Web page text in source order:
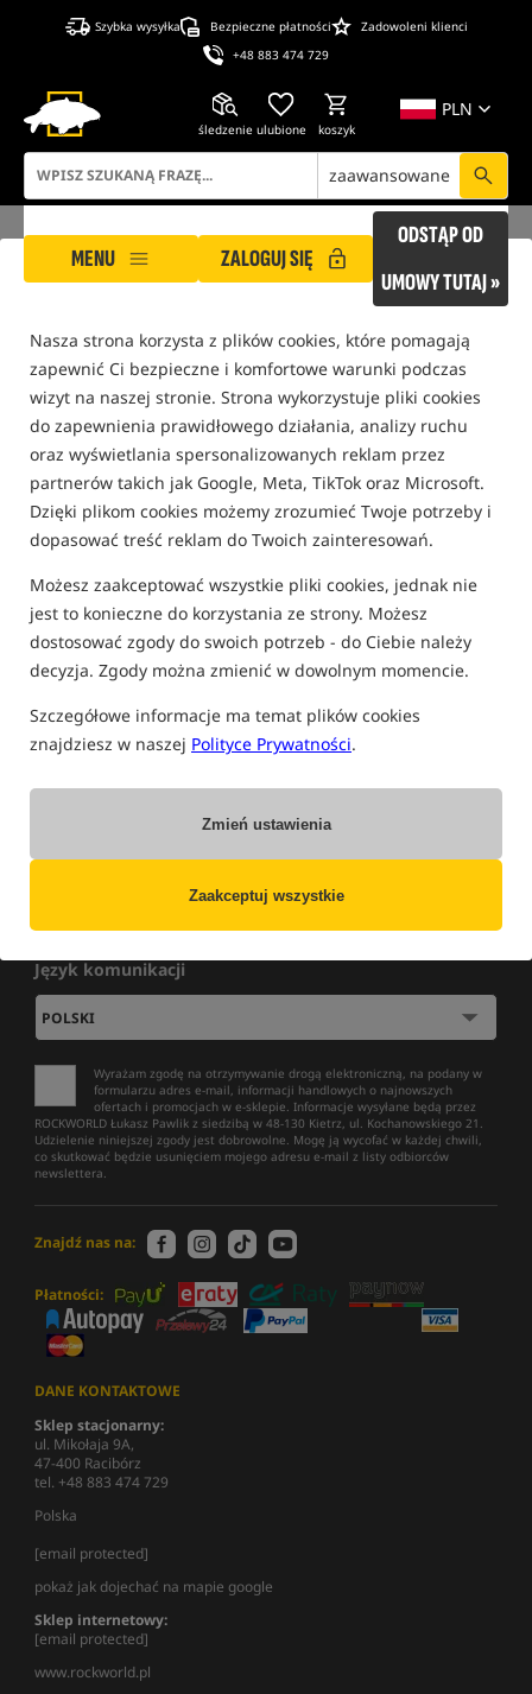
ROCKWORLD dba o Twoją prywatność!
Nasza strona korzysta z plików cookies, które pomagają
zapewnić Ci bezpieczne i komfortowe warunki podczas
wizyt na naszej stronie. Strona wykorzystuje pliki cookies
do zapewnienia prawidłowego działania, analizy ruchu
oraz wyświetlania spersonalizowanych reklam przez
partnerów takich jak Google, Meta, TikTok oraz Microsoft.
Dzięki plikom cookies możemy zrozumieć Twoje potrzeby i
dopasować treść reklam do Twoich zainteresowań.
Możesz zaakceptować wszystkie pliki cookies, jednak nie
jest to konieczne do korzystania ze strony. Możesz
dostosować zgody do swoich potrzeb - do Ciebie należy
decyzja. Zgody można zmienić w dowolnym momencie.
Szczegółowe informacje ma temat plików cookies
znajdziesz w naszej Polityce Prywatności.
Zmień ustawienia
Zaakceptuj wszystkie
Szybka wysyłka Bezpieczne płatności
Zadowoleni klienci
+48 883 474 729
PLN
śledzenie ulubione koszyk
zaawansowane
MENU ZALOGUJ SIĘ
ODSTĄP OD
UMOWY TUTAJ »
ROCKWORLD Wędkarstwo Karpiowe Bezpieczeństwo karpia Ochrona,
tylko produkty na
FILTRUJ
MATY KARPIOWE
Brak towarów tego producenta w tej kategorii
NOWOŚCI»WYPRZEDAŻE»PROMOCJE
Język komunikacji
Wyrażam zgodę na otrzymywanie drogą elektroniczną, na podany w
formularzu adres e-mail, informacji handlowych o najnowszych
ofertach i promocjach w e-sklepie. Informacje wysyłane będą przez
ROCKWORLD Łukasz Pawlik z siedzibą w 48-130 Kietrz, ul. Kochanowskiego 21.
Udzielenie niniejszej zgody jest dobrowolne. Mogę ją wycofać w każdej chwili,
co skutkować będzie usunięciem mojego adresu e-mail z listy odbiorców
newslettera.
Znajdź nas na:
Płatności:
DANE KONTAKTOWE
Sklep stacjonarny:
ul. Mikołaja 9A,
47-400 Racibórz
tel. +48 883 474 729
Polska
[email protected]
pokaż jak dojechać na mapie google
Sklep internetowy:
[email protected]
www.rockworld.pl